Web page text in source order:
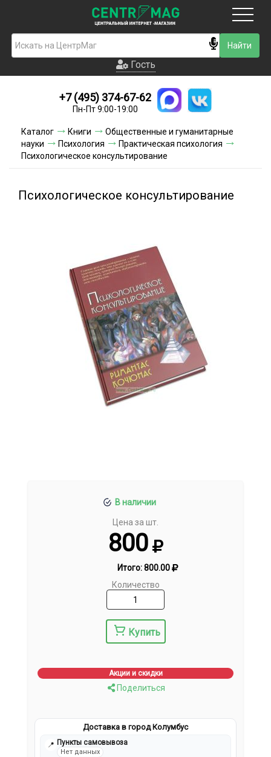
Гость
Новинки
Условия доставки
Условия оплаты
Гость
+7 (495) 374-67-62
Пн-Пт 9:00-19:00
Каталог Книги
Общественные и гуманитарные
науки
Психология
Практическая психология
Психологическое консультирование
Психологическое консультирование
В наличии
Цена за шт.
800
Итого:800.00
Количество
Купить
Акции и скидки
Поделиться
Доставка в город Колумбус
📍 Пункты самовывоза
Нет данных